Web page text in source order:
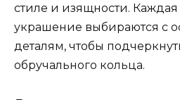
стиле и изящности. Каждая
украшение выбираются с
деталям, чтобы
обручального кольца.